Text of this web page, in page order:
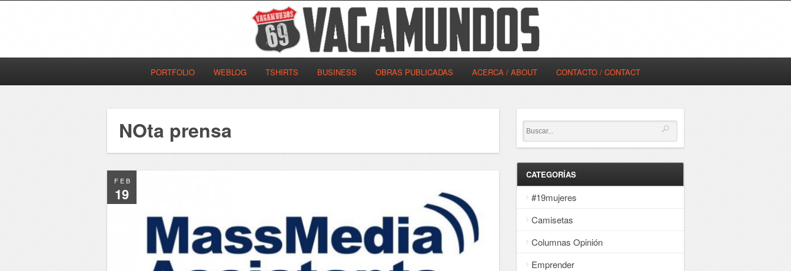
PORTFOLIO WEBLOG TSHIRTS BUSINESS OBRAS PUBLICADAS ACERCA / ABOUT CONTACTO / CONTACT
NOta prensa
FEB
19
CATEGORÍAS
#19mujeres
Camisetas
Columnas Opinión
Emprender